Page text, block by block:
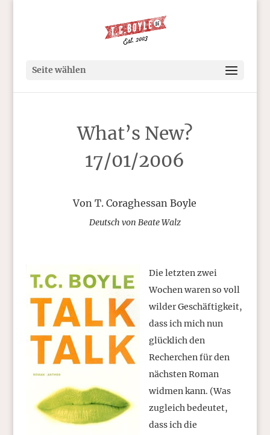
Seite wählen
What’s New?
17/01/2006
Von T. Coraghessan Boyle
Deutsch von Beate Walz
Die letzten zwei
Wochen waren so voll
wilder Geschäftigkeit,
dass ich mich nun
glücklich den
Recherchen für den
nächsten Roman
widmen kann. (Was
zugleich bedeutet,
dass ich die